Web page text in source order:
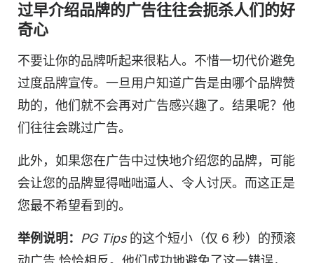
过早介绍品牌的广告往往会扼杀人们的好
奇心
不要让你的品牌听起来很粘人。不惜一切代价避免
过度品牌宣传。一旦用户知道广告是由哪个品牌赞
助的，他们就不会再对广告感兴趣了。结果呢？他
们往往会跳过广告。
此外，如果您在广告中过快地介绍您的品牌，可能
会让您的品牌显得咄咄逼人、令人讨厌。而这正是
您最不希望看到的。
举例说明： PG Tips 的这个短小（仅 6 秒）的预滚